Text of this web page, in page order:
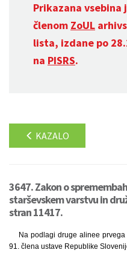
Prikazana vsebina
členom ZoUL
lista, izdane po
na PISRS.
KAZALO
3647. Zakon o
starševskem varstvu in
stran 11417.
Na podlagi druge alinee
91. člena ustave Republike